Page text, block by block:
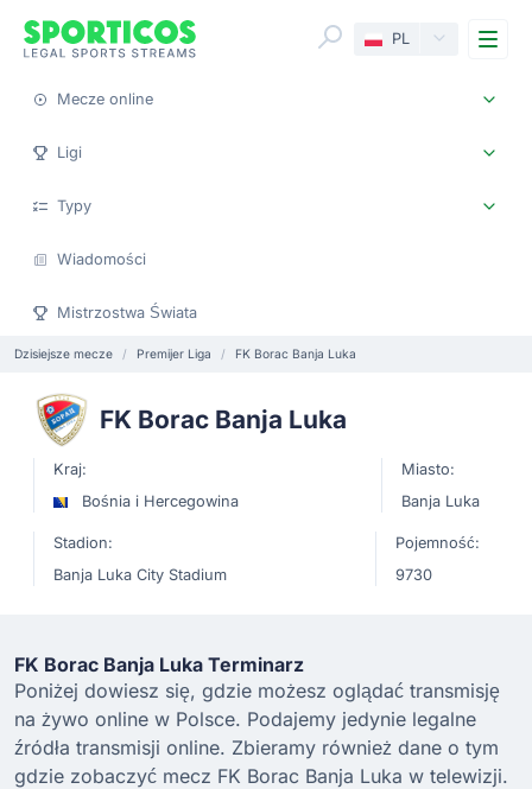
PL
Mecze online
Ligi
Typy
Wiadomości
Mistrzostwa Świata
Dzisiejsze mecze Premijer Liga FK Borac Banja Luka
FK Borac Banja Luka
Kraj:
Bośnia i Hercegowina
Miasto:
Banja Luka
Stadion:
Banja Luka City Stadium
Pojemność:
9730
FK Borac Banja Luka Terminarz
Poniżej dowiesz się, gdzie możesz oglądać transmisję
na żywo online w Polsce. Podajemy jedynie legalne
źródła transmisji online. Zbieramy również dane o tym
gdzie zobaczyć mecz FK Borac Banja Luka w telewizji.